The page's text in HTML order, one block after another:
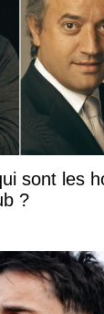
sont les
?